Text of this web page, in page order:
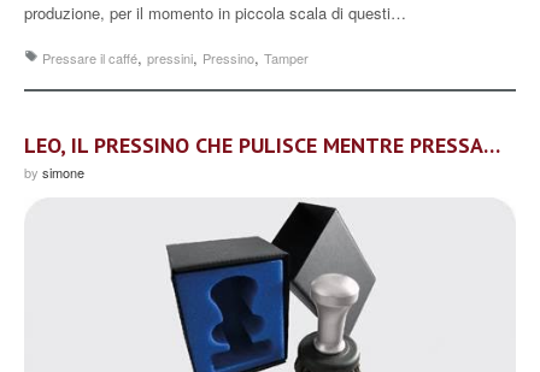
produzione, per il momento in piccola scala di questi…
Pressare il caffé, pressini, Pressino, Tamper
LEO, IL PRESSINO CHE PULISCE MENTRE PRESSA…
by simone